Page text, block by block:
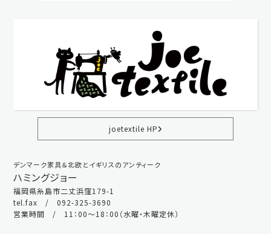
joetextile HP
デンマーク家具＆北欧とイギリスのアンティーク
ハミングジョー
福岡県糸島市二丈浜窪179-1
tel.fax / 092-325-3690
営業時間 / 11：00～18：00（水曜・木曜定休）